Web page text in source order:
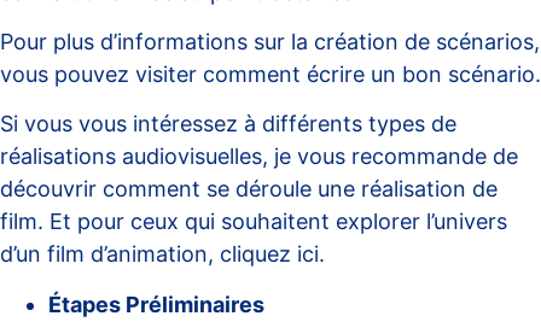
Pour plus d’informations sur la création de scénarios,
vous pouvez visiter comment écrire un bon scénario.
Si vous vous intéressez à différents types de
réalisations audiovisuelles, je vous recommande de
découvrir comment se déroule une réalisation de
film. Et pour ceux qui souhaitent explorer l’univers
d’un film d’animation, cliquez ici.
Étapes Préliminaires